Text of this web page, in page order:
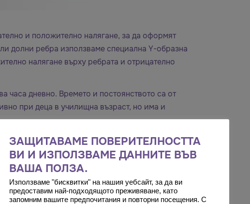
и положително налягане, за да оформят
долни ребра използваме специална Y-образна
налягане върху ребрата и отрицателно
часа дневно. Времето и постоянството са от
при деца в училищна възраст, но има и
с деформация на гръдната стена?
дебит и дихателната механика, което
на пациента.
при по-възрастни пациенти, предлагаме
ЗАЩИТАВАМЕ ПОВЕРИТЕЛНОСТТА
ВИ И ИЗПОЛЗВАМЕ ДАННИТЕ ВЪВ
ВАША ПОЛЗА.
Използваме "бисквитки" на нашия уебсайт, за да ви
предоставим най-подходящото преживяване, като
запомним вашите предпочитания и повторни посещения. С